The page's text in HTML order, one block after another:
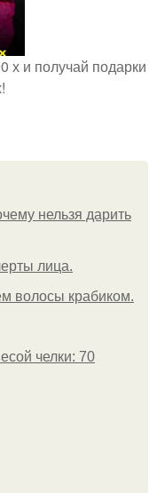
х и получай подарки
нельзя дарить
лица.
волосы крабиком.
челки: 70